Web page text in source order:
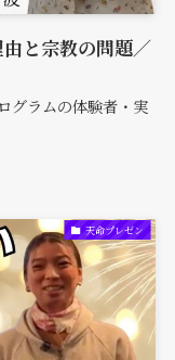
と宗教の問題／
グラムの体験者・実
天命プレゼン